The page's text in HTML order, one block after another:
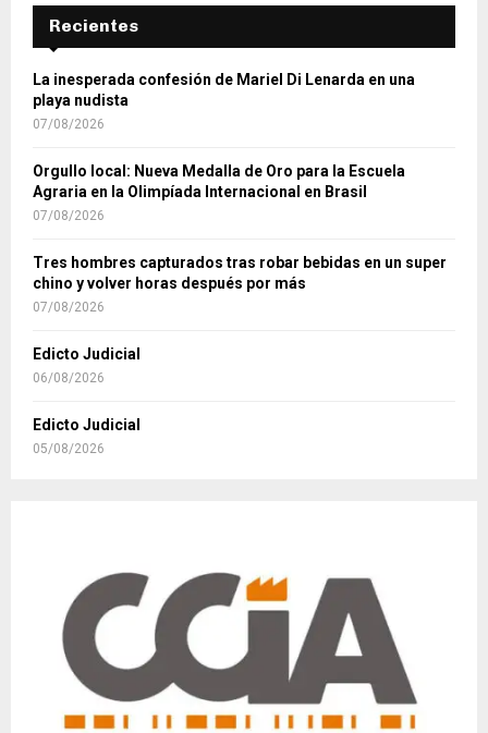
Recientes
La inesperada confesión de Mariel Di Lenarda en una
playa nudista
07/08/2026
Orgullo local: Nueva Medalla de Oro para la Escuela
Agraria en la Olimpíada Internacional en Brasil
07/08/2026
Tres hombres capturados tras robar bebidas en un super
chino y volver horas después por más
07/08/2026
Edicto Judicial
06/08/2026
Edicto Judicial
05/08/2026